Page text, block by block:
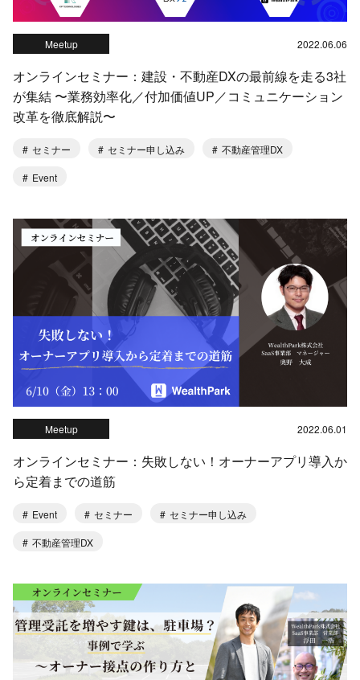
Meetup 2022.06.06
オンラインセミナー：建設・不動産DXの最前線を走る3社
が集結 〜業務効率化／付加価値UP／コミュニケーション
改革を徹底解説〜
セミナー セミナー申し込み 不動産管理DX
Event
Meetup 2022.06.01
オンラインセミナー：失敗しない！オーナーアプリ導入か
ら定着までの道筋
Event セミナー セミナー申し込み
不動産管理DX